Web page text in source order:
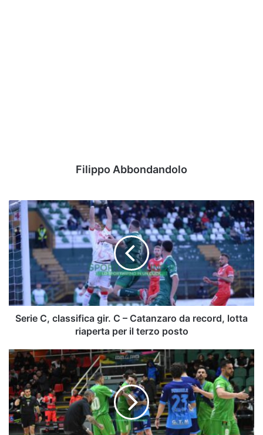
Filippo Abbondandolo
Serie
C,
classifica
gir.
C
–
Catanzaro
da
record,
lotta
il
terzo
posto
Serie C, classifica gir. C – Catanzaro da record, lotta
riaperta per il terzo posto
Serie
-
Calcio
a
5:
ritorna